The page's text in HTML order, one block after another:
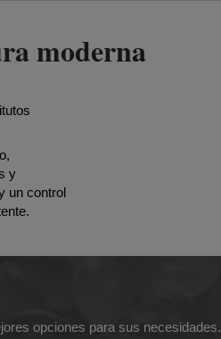
moderna
y
un control
opciones para sus necesidades.